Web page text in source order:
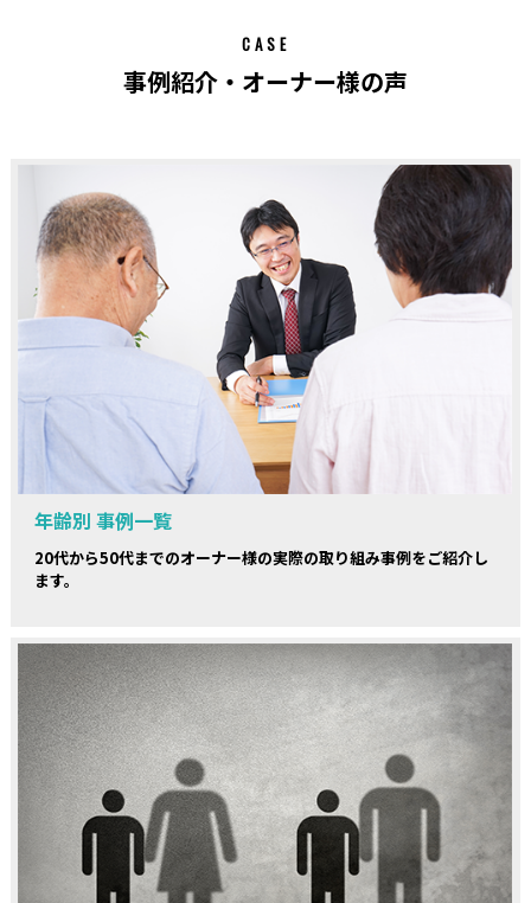
CASE
事例紹介・オーナー様の声
年齢別 事例一覧
20代から50代までのオーナー様の実際の取り組み事例をご紹介し
ます。